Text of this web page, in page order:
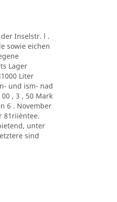
Inselstr. l .
sowie eichen
Lager
Liter
und ism- nad
, 3 , 50 Mark
6 . November
81riièntee.
unter
sind